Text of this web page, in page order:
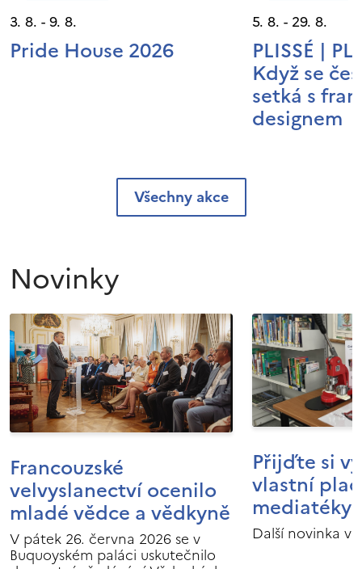
3. 8. - 9. 8.
Pride House 2026
5. 8. - 29. 8.
PLISSÉ |
Když se
setká s
designem
Všechny akce
Novinky
Francouzské
velvyslanectví ocenilo
mladé vědce a vědkyně
V pátek 26. června 2026 se v
Buquoyském paláci uskutečnilo
Přijďte si
vlastní
mediatéky
Další novinka v